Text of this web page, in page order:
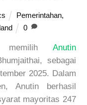
Pemerintahan,
0
memilih Anutin
sebagai
2025. Dalam
Anutin berhasil
mayoritas 247